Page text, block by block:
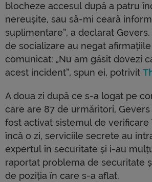
blocheze accesul după a patru
nereușite, sau să-mi ceară
suplimentare”, a declarat
de socializare au negat
comunicat: „Nu am găsit dovezi
acest incident”, spun ei, potrivit
A doua zi după ce s-a logat pe
care are 87 de urmăritori,
fost activat sistemul de verificare
încă o zi, serviciile secrete au
expertul în securitate și i-au
raportat problema de securitate
de poziția în care s-a aflat.